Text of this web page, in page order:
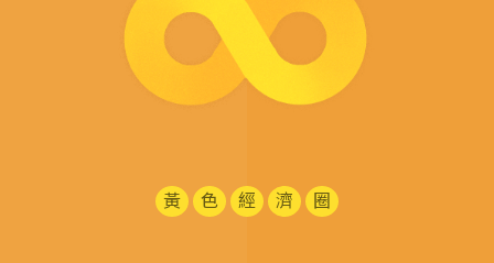
黃 色 經 濟 圈